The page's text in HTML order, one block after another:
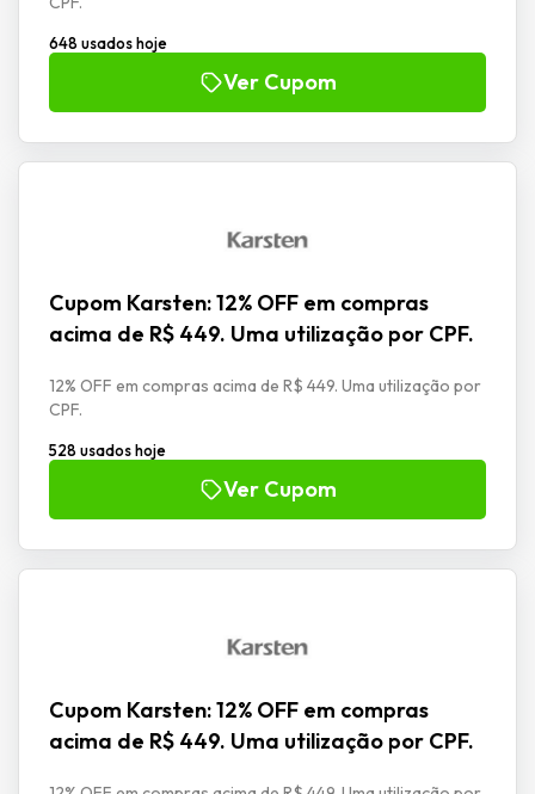
648 usados hoje
Ver Cupom
Cupom Karsten: 12% OFF em compras
acima de R$ 449. Uma utilização por CPF.
12% OFF em compras acima de R$ 449. Uma utilização por
CPF.
528 usados hoje
Ver Cupom
Cupom Karsten: 12% OFF em compras
acima de R$ 449. Uma utilização por CPF.